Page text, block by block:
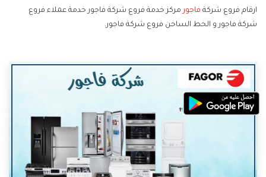
ارقام فروع شركة فاجور مركز خدمة فروع شركة فاجور خدمة عملاء فروع
شركة فاجور و الخط الساخن فروع شركة فاجور.